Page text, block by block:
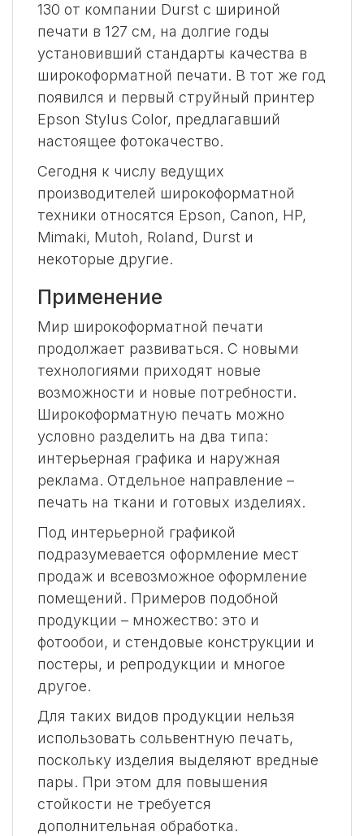
130 от компании Durst с шириной
печати в 127 см, на долгие годы
установивший стандарты качества в
широкоформатной печати. В тот же год
появился и первый струйный принтер
Epson Stylus Color, предлагавший
настоящее фотокачество.
Сегодня к числу ведущих
производителей широкоформатной
техники относятся Epson, Canon, HP,
Mimaki, Mutoh, Roland, Durst и
некоторые другие.
Применение
Мир широкоформатной печати
продолжает развиваться. С новыми
технологиями приходят новые
возможности и новые потребности.
Широкоформатную печать можно
условно разделить на два типа:
интерьерная графика и наружная
реклама. Отдельное направление –
печать на ткани и готовых изделиях.
Под интерьерной графикой
подразумевается оформление мест
продаж и всевозможное оформление
помещений. Примеров подобной
продукции – множество: это и
фотообои, и стендовые конструкции и
постеры, и репродукции и многое
другое.
Для таких видов продукции нельзя
использовать сольвентную печать,
поскольку изделия выделяют вредные
пары. При этом для повышения
стойкости не требуется
дополнительная обработка.